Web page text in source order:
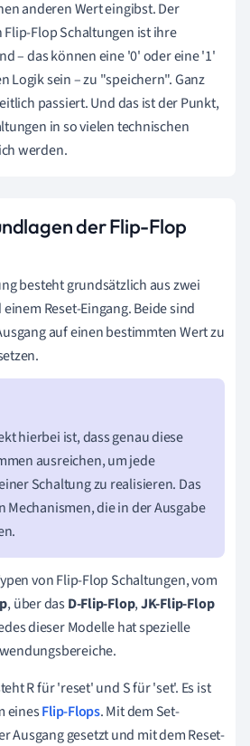
anderen Wert eingibst. Der
Flop Schaltungen ist ihre
– das können eine '0' oder eine '1'
Logik sein – zu "speichern". Ganz
passiert. Und das ist der Punkt,
in so vielen technischen
werden.
der Flip-Flop
besteht grundsätzlich aus zwei
Reset-Eingang. Beide sind
auf einen bestimmten Wert zu
hierbei ist, dass genau diese
ausreichen, um jede
Schaltung zu realisieren. Das
Mechanismen, die in der Ausgabe
von Flip-Flop Schaltungen, vom
, über dasD-Flip-Flop,JK-Flip-Flop
dieser Modelle hat spezielle
R für 'reset' und S für 'set'. Es ist
einesFlip-Flops. Mit dem Set-
Ausgang gesetzt und mit dem Reset-